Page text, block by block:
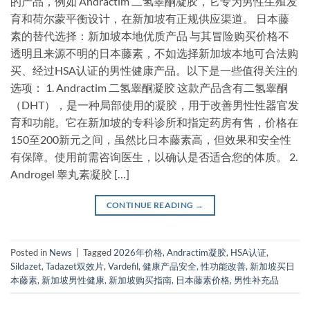
育和荷尔蒙平衡设计，在新加坡有正规供应渠道。 日本藤
素的替代选择：新加坡本地优质产品 与其冒险购买价格不
透明且来源不明的日本藤素，不如选择新加坡本地可合法购
买、经过HSA认证的男性健康产品。以下是一些值得关注的
选项： 1. Andractim 二氢睾酮凝胶 这款产品含有二氢睾酮
（DHT），是一种局部使用的凝胶，用于改善男性性器官发
育和功能。它在新加坡的专科诊所和指定药房有售，价格在
150至200新元之间，虽然比日本藤素高，但效果和安全性
有保障。使用前需咨询医生，以确认是否适合您的体质。 2.
Androgel 睾丸素凝胶 […]
CONTINUE READING →
Posted in News Tagged 2026年价格, Andractim凝胶, HSA认证,
Sildazet, Tadazet双效片, Vardefil, 健康产品安全,性功能改善, 新加坡买日
本藤素, 新加坡男性健康, 新加坡购买指南, 日本藤素价格, 男性补充品